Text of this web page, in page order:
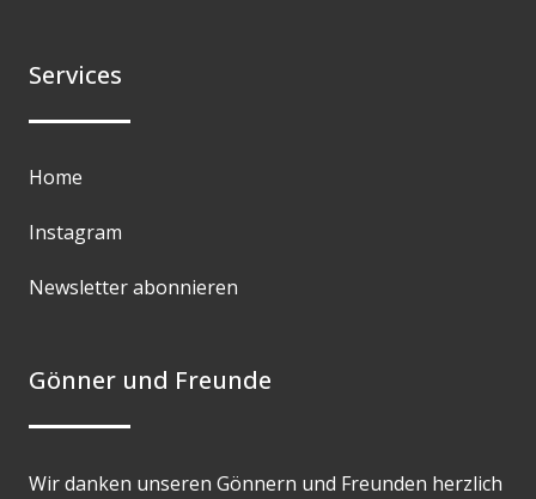
Services
Home
Instagram
Newsletter abonnieren
Gönner und Freunde
Wir danken unseren Gönnern und Freunden herzlich